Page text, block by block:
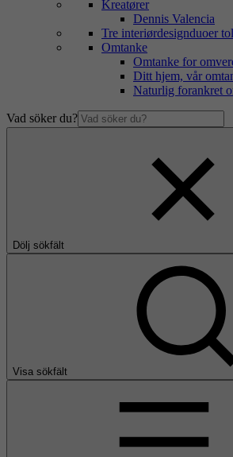
Kreatører
Dennis Valencia
Tre interiørdesignduoer
Omtanke
Omtanke for
Ditt hjem, vår
Naturlig forankret
Vad söker du?
Dölj sökfält
Visa sökfält